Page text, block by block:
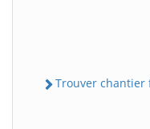
Trouver chantier